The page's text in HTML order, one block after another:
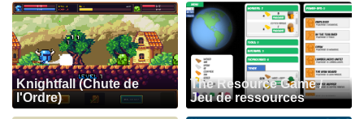
Knightfall (Chute de
l'Ordre)
The Resource Game /
Jeu de ressources